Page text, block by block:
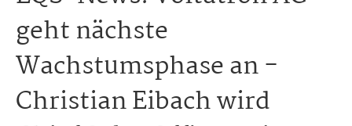
geht nächste
Wachstumsphase an -
Christian Eibach wird